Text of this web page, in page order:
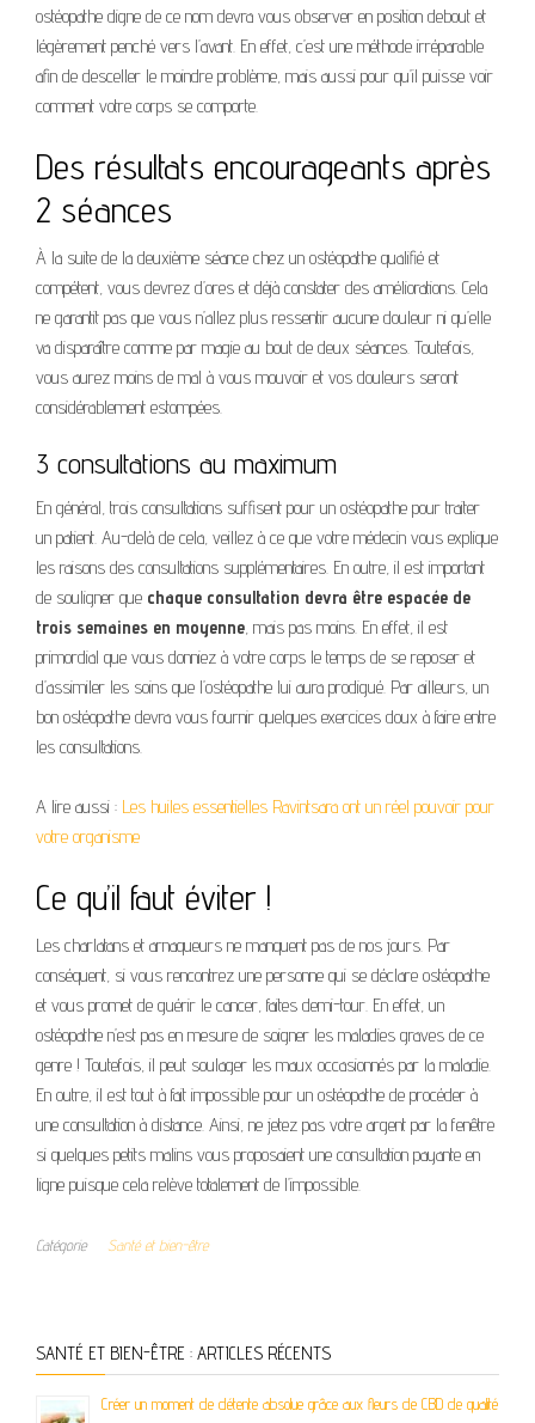
ostéopathe digne de ce nom devra vous observer en position debout et
légèrement penché vers l’avant. En effet, c’est une méthode irréparable
afin de desceller le moindre problème, mais aussi pour qu’il puisse voir
comment votre corps se comporte.
Des résultats encourageants après
2 séances
À la suite de la deuxième séance chez un ostéopathe qualifié et
compétent, vous devrez d’ores et déjà constater des améliorations. Cela
ne garantit pas que vous n’allez plus ressentir aucune douleur ni qu’elle
va disparaître comme par magie au bout de deux séances. Toutefois,
vous aurez moins de mal à vous mouvoir et vos douleurs seront
considérablement estompées.
3 consultations au maximum
En général, trois consultations suffisent pour un ostéopathe pour traiter
un patient. Au-delà de cela, veillez à ce que votre médecin vous explique
les raisons des consultations supplémentaires. En outre, il est important
de souligner que chaque consultation devra être espacée de
trois semaines en moyenne, mais pas moins. En effet, il est
primordial que vous donniez à votre corps le temps de se reposer et
d’assimiler les soins que l’ostéopathe lui aura prodigué. Par ailleurs, un
bon ostéopathe devra vous fournir quelques exercices doux à faire entre
les consultations.
A lire aussi : Les huiles essentielles Ravintsara ont un réel pouvoir pour
votre organisme
Ce qu’il faut éviter !
Les charlatans et arnaqueurs ne manquent pas de nos jours. Par
conséquent, si vous rencontrez une personne qui se déclare ostéopathe
et vous promet de guérir le cancer, faites demi-tour. En effet, un
ostéopathe n’est pas en mesure de soigner les maladies graves de ce
genre ! Toutefois, il peut soulager les maux occasionnés par la maladie.
En outre, il est tout à fait impossible pour un ostéopathe de procéder à
une consultation à distance. Ainsi, ne jetez pas votre argent par la fenêtre
si quelques petits malins vous proposaient une consultation payante en
ligne puisque cela relève totalement de l’impossible.
Catégorie Santé et bien-être
SANTÉ ET BIEN-ÊTRE : ARTICLES RÉCENTS
Créer un moment de détente absolue grâce aux fleurs de CBD de qualité